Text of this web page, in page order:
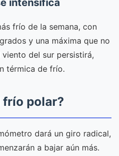
intensifica
frío de la semana, con
y una máxima que no
del sur persistirá,
térmica de frío.
frío polar?
dará un giro radical,
a bajar aún más.